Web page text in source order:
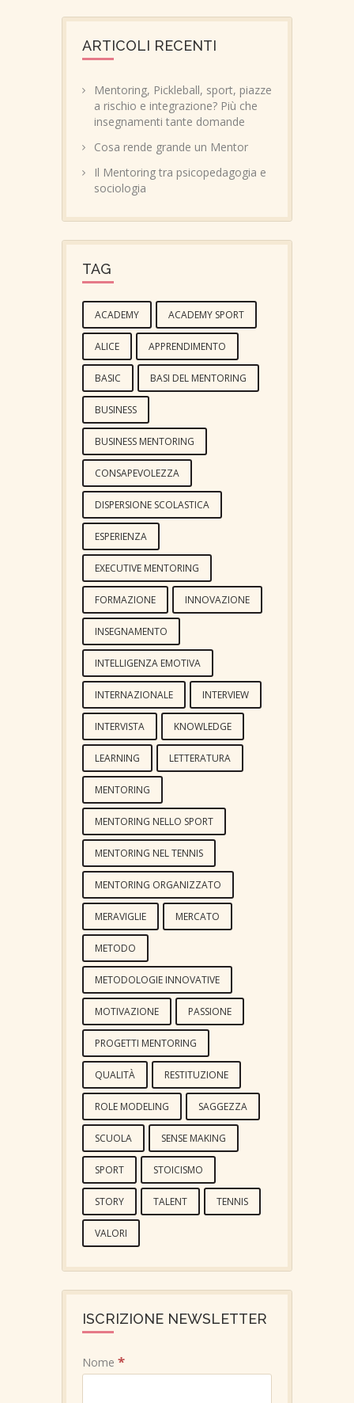
ARTICOLI RECENTI
Mentoring, Pickleball, sport, piazze
a rischio e integrazione? Più che
insegnamenti tante domande
Cosa rende grande un Mentor
Il Mentoring tra psicopedagogia e
sociologia
TAG
ACADEMY ACADEMY SPORT
ALICE APPRENDIMENTO
BASIC BASI DEL MENTORING
BUSINESS
BUSINESS MENTORING
CONSAPEVOLEZZA
DISPERSIONE SCOLASTICA
ESPERIENZA
EXECUTIVE MENTORING
FORMAZIONE INNOVAZIONE
INSEGNAMENTO
INTELLIGENZA EMOTIVA
INTERNAZIONALE INTERVIEW
INTERVISTA KNOWLEDGE
LEARNING LETTERATURA
MENTORING
MENTORING NELLO SPORT
MENTORING NEL TENNIS
MENTORING ORGANIZZATO
MERAVIGLIE MERCATO
METODO
METODOLOGIE INNOVATIVE
MOTIVAZIONE PASSIONE
PROGETTI MENTORING
QUALITÀ RESTITUZIONE
ROLE MODELING SAGGEZZA
SCUOLA SENSE MAKING
SPORT STOICISMO
STORY TALENT TENNIS
VALORI
ISCRIZIONE NEWSLETTER
Nome *